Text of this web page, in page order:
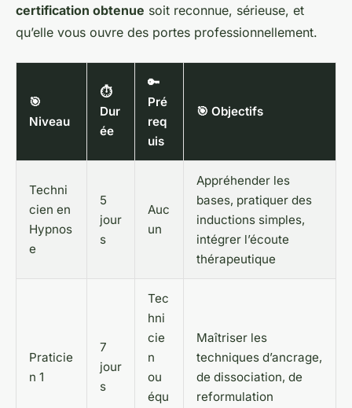
certification obtenue soit reconnue, sérieuse, et
qu’elle vous ouvre des portes professionnellement.
🎯
Niveau
⏱️
Dur
ée
🔑
Pré
req
uis
🎯 Objectifs
Techni
cien en
Hypnos
e
5
jour
s
Auc
un
Appréhender les
bases, pratiquer des
inductions simples,
intégrer l’écoute
thérapeutique
Praticie
n 1
7
jour
s
Tec
hni
cie
n
ou
équ
Maîtriser les
techniques d’ancrage,
de dissociation, de
reformulation